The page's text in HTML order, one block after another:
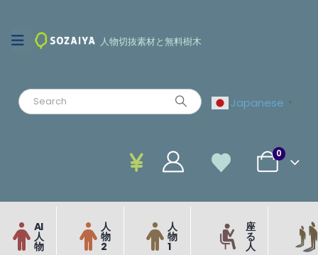
人物切抜素材と無料樹木
Japanese ▼
0
AI
人
物
人
物
2
人
物
1
座
る
人